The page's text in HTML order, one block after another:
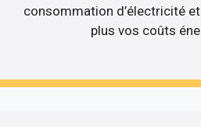
consommation d’électricité
plus vos coûts